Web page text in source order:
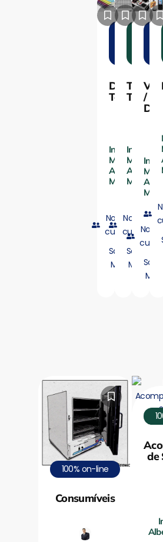
100%
line
Técnicos
Inst.
Mário
Alberto
Mendes
Novo
curso
Saiba
Mais
100%
line
Térmico
Inst.
Mário
Alberto
Mendes
Novo
curso
Saiba
Mais
line
/
Inst.
Novo
curso
Saiba
Mais
100% on-line
Consumíveis
de